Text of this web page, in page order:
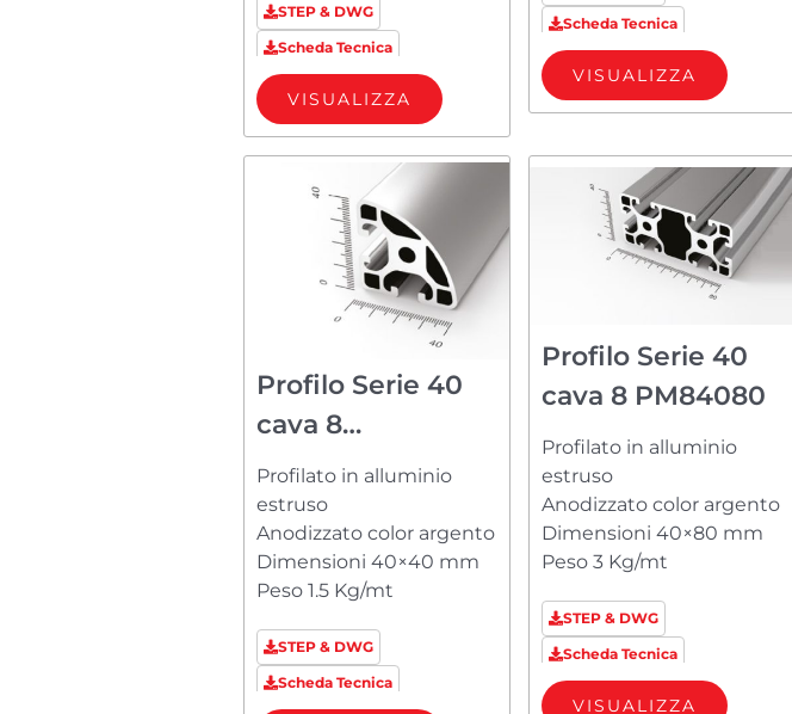
STEP & DWG
Scheda Tecnica
VISUALIZZA
Scheda Tecnica
VISUALIZZA
Profilo Serie 40
cava 8
PM84040R23
Profilato in alluminio
estruso
Anodizzato color argento
Dimensioni 40×40 mm
Peso 1.5 Kg/mt
STEP & DWG
Scheda Tecnica
Profilo Serie 40
cava 8 PM84080
Profilato in alluminio
estruso
Anodizzato color argento
Dimensioni 40×80 mm
Peso 3 Kg/mt
STEP & DWG
Scheda Tecnica
VISUALIZZA